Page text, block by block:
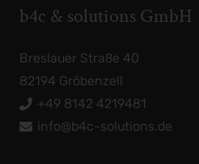
b4c & solutions GmbH
Breslauer Straße 40
82194 Gröbenzell
+49 8142 4219481
info@b4c-solutions.de